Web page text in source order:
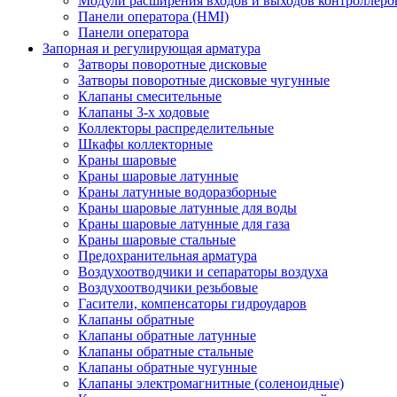
Панели оператора (HMI)
Панели оператора
Запорная и регулирующая арматура
Затворы поворотные дисковые
Затворы поворотные дисковые чугунные
Клапаны смесительные
Клапаны 3-х ходовые
Коллекторы распределительные
Шкафы коллекторные
Краны шаровые
Краны шаровые латунные
Краны латунные водоразборные
Краны шаровые латунные для воды
Краны шаровые латунные для газа
Краны шаровые стальные
Предохранительная арматура
Воздухоотводчики и сепараторы воздуха
Воздухоотводчики резьбовые
Гасители, компенсаторы гидроударов
Клапаны обратные
Клапаны обратные латунные
Клапаны обратные стальные
Клапаны обратные чугунные
Клапаны электромагнитные (соленоидные)